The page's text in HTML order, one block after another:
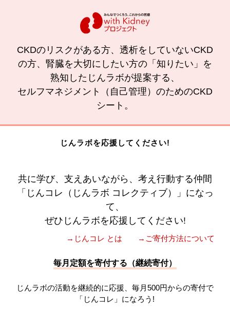
CKDのリスクがある方、透析をしていないCKD
の方、腎臓を大切にしたい方の「知りたい」を
熟知したじんラボが提案する、
セルフマネジメント（自己管理）のためのCKD
シート。
じんラボを応援してください!
共に学び、支えあいながら、考え行動する仲間
「じんコレ（じんラボ コレクティブ）」になっ
て、
ぜひじんラボを応援してください!
→じんコレ とは →ご寄付方法について
毎月定額を寄付する（継続寄付）
じんラボの活動を継続的に応援、毎月500円からの寄付で
「じんコレ」になろう!